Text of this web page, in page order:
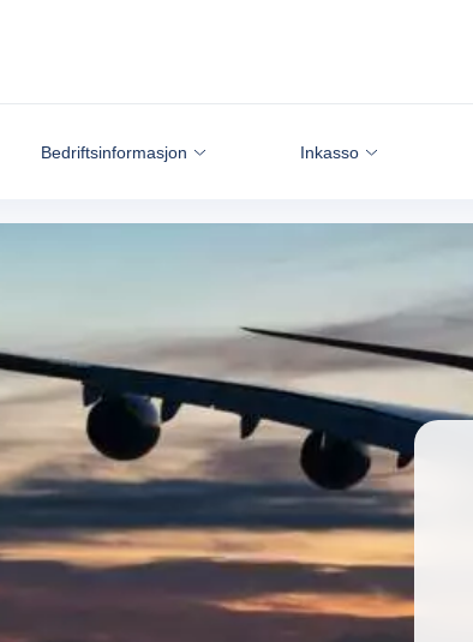
Bedriftsinformasjon Inkasso